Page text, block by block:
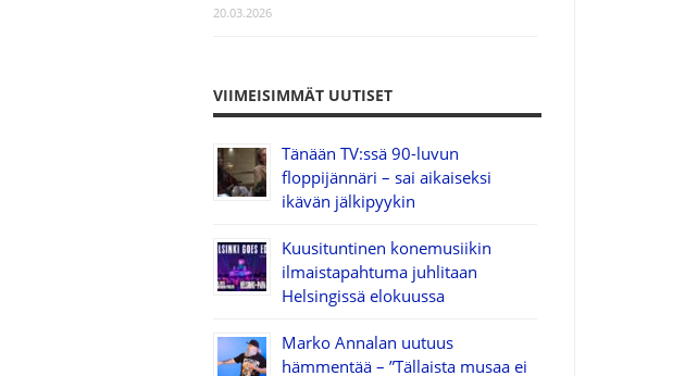
20.03.2026
VIIMEISIMMÄT UUTISET
Tänään TV:ssä 90-luvun
floppijännäri – sai aikaiseksi
ikävän jälkipyykin
Kuusituntinen konemusiikin
ilmaistapahtuma juhlitaan
Helsingissä elokuussa
Marko Annalan uutuus
hämmentää – ”Tällaista musaa ei